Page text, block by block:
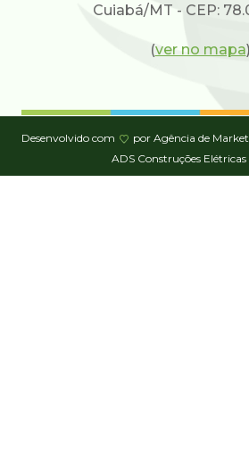
Cuiabá/MT - CEP:
(ver no mapa)
Desenvolvido com
por Agência de
ADS Construções